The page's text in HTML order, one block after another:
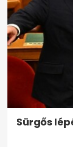
Sürgős